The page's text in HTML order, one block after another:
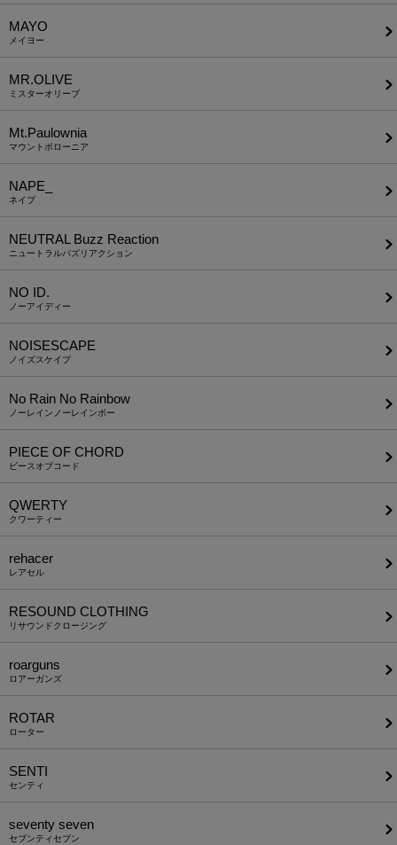
MAYO
メイヨー
MR.OLIVE
ミスターオリーブ
Mt.Paulownia
マウントポローニア
NAPE_
ネイプ
NEUTRAL Buzz Reaction
ニュートラルバズリアクション
NO ID.
ノーアイディー
NOISESCAPE
ノイズスケイプ
No Rain No Rainbow
ノーレインノーレインボー
PIECE OF CHORD
ピースオブコード
QWERTY
クワーティー
rehacer
レアセル
RESOUND CLOTHING
リサウンドクロージング
roarguns
ロアーガンズ
ROTAR
ローター
SENTI
センティ
seventy seven
セブンティセブン